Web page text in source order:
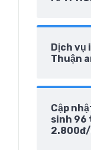
Dịch vụ
Thuận
Cập
sinh 96